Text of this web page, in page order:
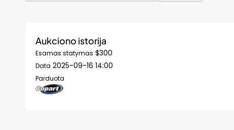
Aukciono istorija
Esamas statymas $300
Data 2025-09-16 14:00
Parduota